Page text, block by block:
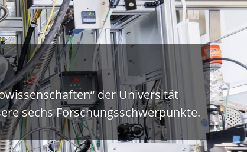
der Universität
sechs Forschungsschwerpunkte.